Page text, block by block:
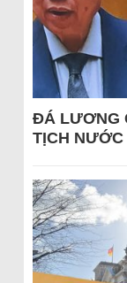
ĐÁ LƯƠNG
TỊCH NƯỚC